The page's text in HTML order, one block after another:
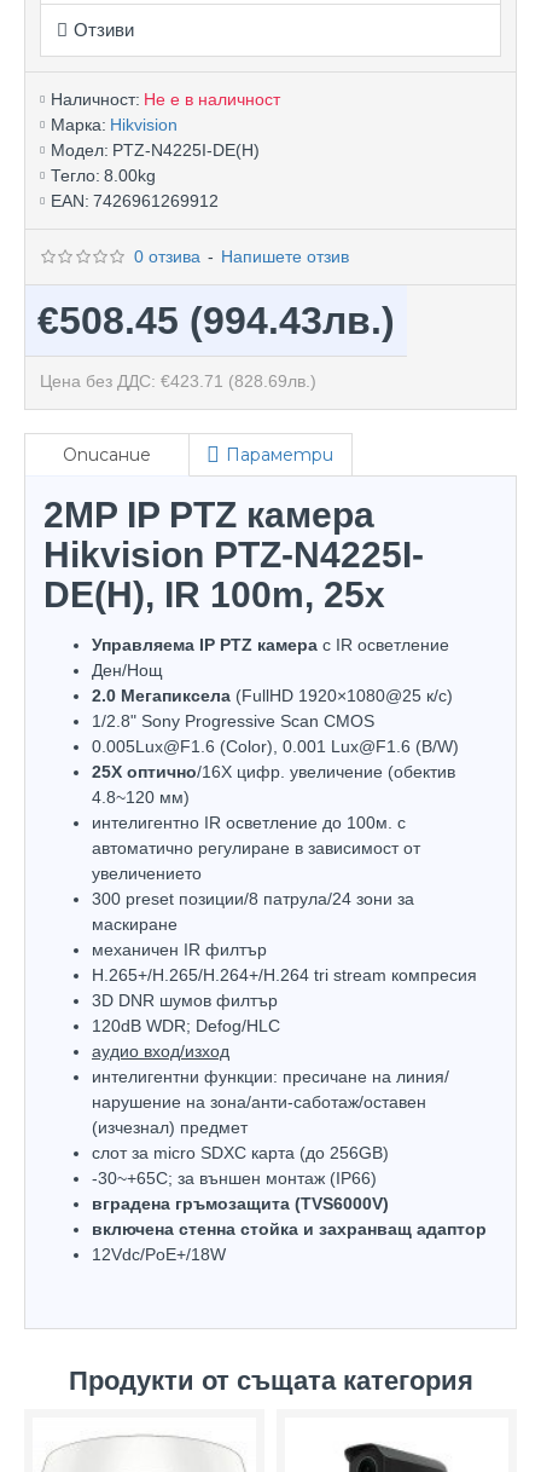
Отзиви
Наличност: Не е в наличност
Марка: Hikvision
Модел: PTZ-N4225I-DE(H)
Тегло: 8.00kg
EAN: 7426961269912
0 отзива - Напишете отзив
€508.45 (994.43лв.)
Цена без ДДС: €423.71 (828.69лв.)
Описание Параметри
2MP IP PTZ камера
Hikvision PTZ-N4225I-
DE(H), IR 100m, 25x
Управляема IP PTZ камера с IR осветление
Ден/Нощ
2.0 Mегапиксела (FullHD 1920×1080@25 к/с)
1/2.8" Sony Progressive Scan CMOS
0.005Lux@F1.6 (Color), 0.001 Lux@F1.6 (B/W)
25X оптично/16X цифр. увеличение (обектив
4.8~120 мм)
интелигентно IR осветление до 100м. с
автоматично регулиране в зависимост от
увеличението
300 preset позиции/8 патрула/24 зони за
маскиране
механичен IR филтър
H.265+/H.265/H.264+/H.264 tri stream компресия
3D DNR шумов филтър
120dB WDR; Defog/HLC
аудио вход/изход
интелигентни функции: пресичане на линия/
нарушение на зона/анти-саботаж/оставен
(изчезнал) предмет
слот за micro SDXC карта (до 256GB)
-30~+65С; за външен монтаж (IP66)
вградена гръмозащита (TVS6000V)
включена стенна стойка и захранващ адаптор
12Vdc/PoE+/18W
Продукти от същата категория